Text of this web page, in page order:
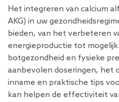
Het integreren van calcium
AKG) in uw
bieden, van het verbeteren
energieproductie tot
botgezondheid en fysieke
aanbevolen doseringen, het
inname en praktische tips
kan helpen de effectiviteit